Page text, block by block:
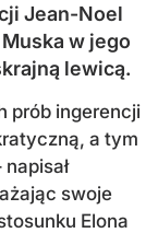
Jean-Noel
w jego
lewicą.
prób ingerencji
a tym
swoje
Elona